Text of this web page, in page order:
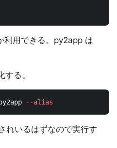
利用できる。py2app は
る。
--alias
れいるはずなので実行す